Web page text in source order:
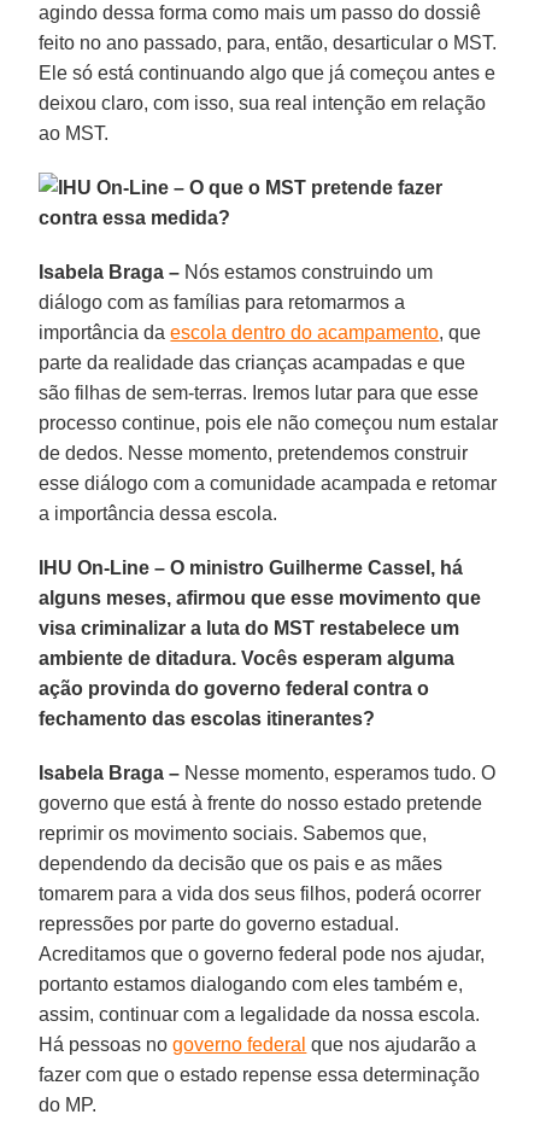
agindo dessa forma como mais um passo do dossiê
feito no ano passado, para, então, desarticular o MST.
Ele só está continuando algo que já começou antes e
deixou claro, com isso, sua real intenção em relação
ao MST.
IHU On-Line – O que o MST pretende fazer
contra essa medida?
Isabela Braga – Nós estamos construindo um
diálogo com as famílias para retomarmos a
importância daescola dentro do acampamento, que
parte da realidade das crianças acampadas e que
são filhas de sem-terras. Iremos lutar para que esse
processo continue, pois ele não começou num estalar
de dedos. Nesse momento, pretendemos construir
esse diálogo com a comunidade acampada e retomar
a importância dessa escola.
IHU On-Line – O ministro Guilherme Cassel, há
alguns meses, afirmou que esse movimento que
visa criminalizar a luta do MST restabelece um
ambiente de ditadura. Vocês esperam alguma
ação provinda do governo federal contra o
fechamento das escolas itinerantes?
Isabela Braga – Nesse momento, esperamos tudo. O
governo que está à frente do nosso estado pretende
reprimir os movimento sociais. Sabemos que,
dependendo da decisão que os pais e as mães
tomarem para a vida dos seus filhos, poderá ocorrer
repressões por parte do governo estadual.
Acreditamos que o governo federal pode nos ajudar,
portanto estamos dialogando com eles também e,
assim, continuar com a legalidade da nossa escola.
Há pessoas nogoverno federal que nos ajudarão a
fazer com que o estado repense essa determinação
do MP.